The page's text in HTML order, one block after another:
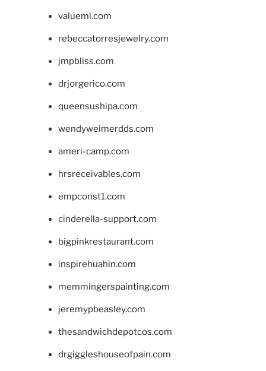
valueml.com
rebeccatorresjewelry.com
jmpbliss.com
drjorgerico.com
queensushipa.com
wendyweimerdds.com
ameri-camp.com
hrsreceivables.com
empconst1.com
cinderella-support.com
bigpinkrestaurant.com
inspirehuahin.com
memmingerspainting.com
jeremypbeasley.com
thesandwichdepotcos.com
drgiggleshouseofpain.com